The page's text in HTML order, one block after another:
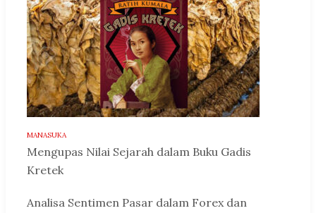
MANASUKA
Mengupas Nilai Sejarah dalam Buku Gadis
Kretek
Analisa Sentimen Pasar dalam Forex dan